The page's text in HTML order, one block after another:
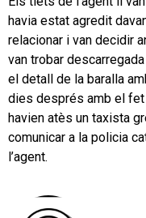
havia estat agredit
relacionar i van decidir
van trobar
el detall de la baralla
dies després amb el fet
havien atès un taxista
comunicar a la policia
l’agent.